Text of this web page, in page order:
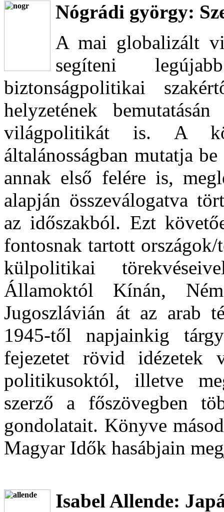
Nógrádi györgy:
A mai globalizált
segíteni
biztonságpolitikai
helyzetének
világpolitikát is. A
általánosságban mutatja
annak első felére is,
alapján összeválogatva
az időszakból. Ezt
fontosnak tartott országok/
külpolitikai
Államoktól Kínán,
Jugoszlávián át az arab
1945-től napjainkig
fejezetet rövid idézetek
politikusoktól, illetve
szerző a főszövegben
gondolatait. Könyve
Magyar Idők hasábjain
Isabel Allende: